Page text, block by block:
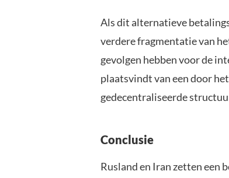
Als dit alternatieve
verdere fragmentatie van
gevolgen hebben voor de
plaatsvindt van een door
gedecentraliseerde
Conclusie
Rusland en Iran zetten een